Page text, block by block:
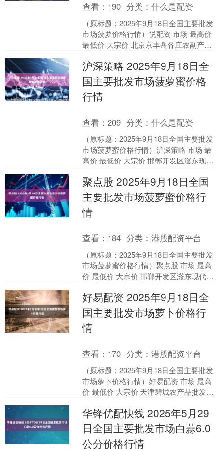
查看： 190 分类：什么是配资
（原标题：2025年9月18日全国主要批发
市场菠萝价格行情）悦配资 市场 最高价
最低价 大宗价 北京京丰岳各庄农副产品
沪深策略 2025年9月18日全
国主要批发市场菠萝蜜价格
行情
查看：209 分类：什么是配资
（原标题：2025年9月18日全国主要批发
市场菠萝蜜价格行情）沪深策略 市场 最
高价 最低价 大宗价 邯郸开发区滏东现代
聚点股 2025年9月18日全国
主要批发市场菠萝蜜价格行
情
查看： 184 分类：港股配资平台
（原标题：2025年9月18日全国主要批发
市场菠萝蜜价格行情）聚点股 市场 最高
价 最低价 大宗价 邯郸开发区滏东现代农
好易配资 2025年9月18日全
国主要批发市场萝卜价格行
情
查看： 170 分类：港股配资平台
（原标题：2025年9月18日全国主要批发
市场萝卜价格行情）好易配资 市场 最高
价 最低价 大宗价 天津碧城农产品批发市
华锋优配快线 2025年5月29
日全国主要批发市场白蒜6.0
公分价格行情